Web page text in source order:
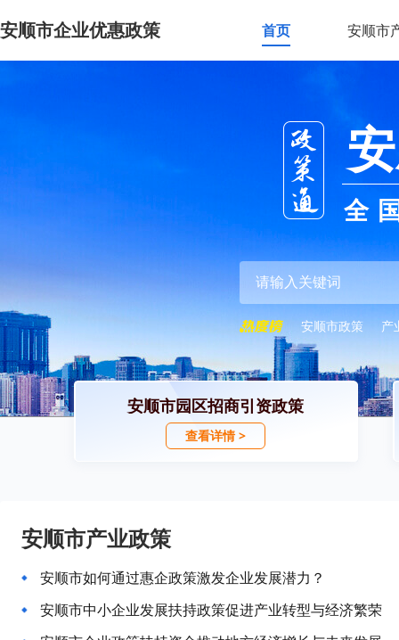
安顺市企业优惠政策 首页 安顺市
全
安顺市政策 产
安顺市园区招商引资政策
查看详情 >
安顺市产业政策
安顺市如何通过惠企政策激发企业发展潜力？
安顺市中小企业发展扶持政策促进产业转型与经济繁荣